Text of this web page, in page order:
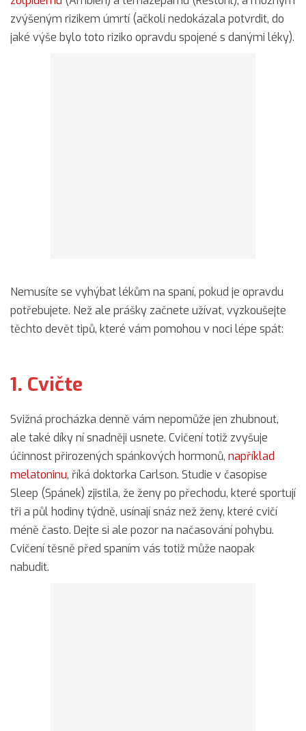
zvýšeným rizikem úmrtí (ačkoli nedokázala potvrdit, do
jaké výše bylo toto riziko opravdu spojené s danými léky).
Nemusíte se vyhýbat lékům na spaní, pokud je opravdu
potřebujete. Než ale prášky začnete užívat, vyzkoušejte
těchto devět tipů, které vám pomohou v noci lépe spát:
1. Cvičte
Svižná procházka denně vám nepomůže jen zhubnout,
ale také díky ní snadněji usnete. Cvičení totiž zvyšuje
účinnost přirozených spánkových hormonů, například
melatoninu, říká doktorka Carlson. Studie v časopise
Sleep (Spánek) zjistila, že ženy po přechodu, které sportují
tři a půl hodiny týdně, usínají snáz než ženy, které cvičí
méně často. Dejte si ale pozor na načasování pohybu.
Cvičení těsně před spaním vás totiž může naopak
nabudit.